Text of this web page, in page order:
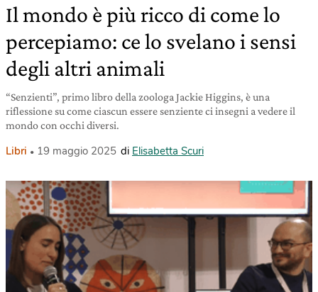
Il mondo è più ricco di come lo
percepiamo: ce lo svelano i sensi
degli altri animali
“Senzienti”, primo libro della zoologa Jackie Higgins, è una
riflessione su come ciascun essere senziente ci insegni a vedere il
mondo con occhi diversi.
Libri 19 maggio 2025 di Elisabetta Scuri